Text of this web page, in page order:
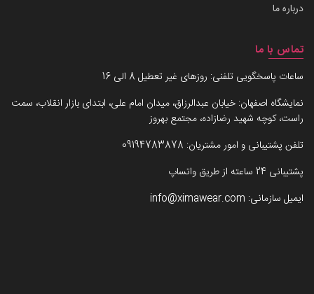
درباره ما
تماس با ما
ساعات پاسخگویی تلفنی: روزهای غیر تعطیل 8 الی 16
نمایشگاه اصفهان: خیابان عبدالرزاق، میدان امام علی، ابتدای بازار انقلاب، سمت
راست، کوچه شهید رضازاده، مجتمع بهروز
تلفن پشتیبانی و امور مشتریان: 09194783878
پشتیبانی 24 ساعته از طریق واتساپ
ایمیل سازمانی: info@ximawear.com